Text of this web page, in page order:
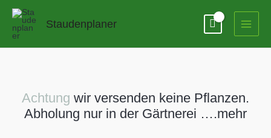
Zum
springen
Staudenplaner
Achtung wir versenden keine Pflanzen.
Abholung nur in der Gärtnerei ….mehr